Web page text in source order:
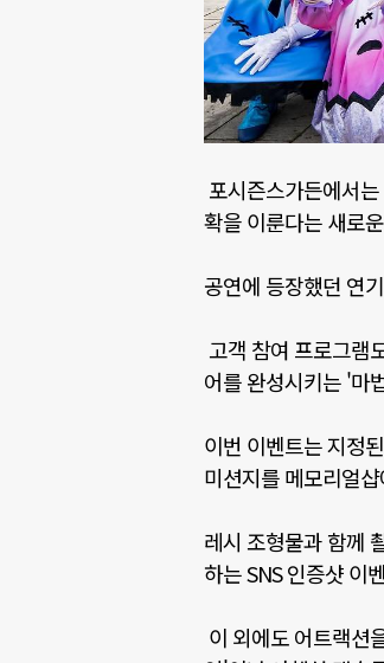
포시즌스가든에서
확을 이룬다는 새로
공연에 등장했던 연
고객 참여 프로그램
어를 완성시키는'마
이번 이벤트는 지정
미션지를 메모리얼
레시 조형물과 함께
하는SNS인증샷 이
이 외에도 어트랙션